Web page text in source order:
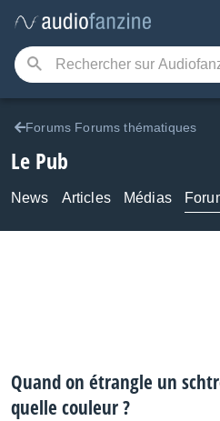
Forums Forums thématiques
Le Pub
News Articles Médias
Quand on étrangle un
quelle couleur ?